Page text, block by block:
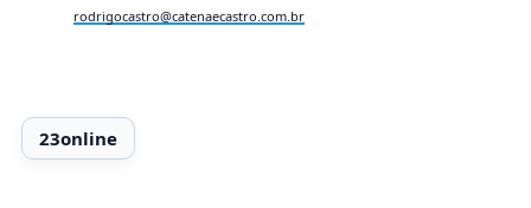
rodrigocastro@catenaecastro.com.br